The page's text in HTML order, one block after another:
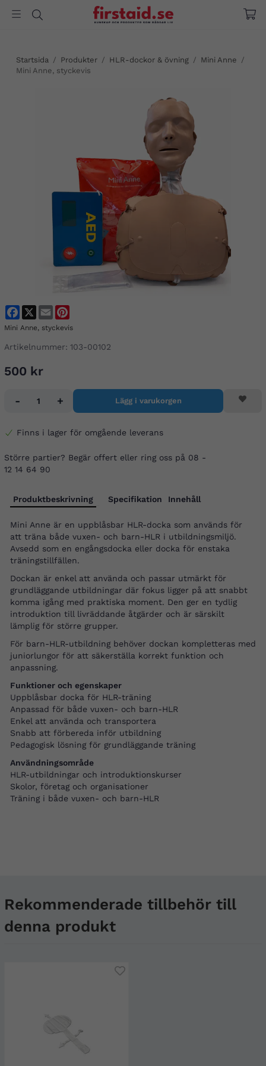
Startsida / Produkter / HLR-dockor & övning / Mini Anne /
Mini Anne, styckevis
FacebookEmail
Mini Anne, styckevis
Artikelnummer: 103-00102
500 kr
- + Lägg i varukorgen
Finns i lager för omgående leverans
Större partier? Begär offert eller ring oss på 08 -
12 14 64 90
Produktbeskrivning Specifikation Innehåll
Mini Anne är en uppblåsbar HLR-docka som används för
att träna både vuxen- och barn-HLR i utbildningsmiljö.
Avsedd som en engångsdocka eller docka för enstaka
träningstillfällen.
Dockan är enkel att använda och passar utmärkt för
grundläggande utbildningar där fokus ligger på att snabbt
komma igång med praktiska moment. Den ger en tydlig
introduktion till livräddande åtgärder och är särskilt
lämplig för större grupper.
För barn-HLR-utbildning behöver dockan kompletteras med
juniorlungor för att säkerställa korrekt funktion och
anpassning.
Funktioner och egenskaper
Uppblåsbar docka för HLR-träning
Anpassad för både vuxen- och barn-HLR
Enkel att använda och transportera
Snabb att förbereda inför utbildning
Pedagogisk lösning för grundläggande träning
Användningsområde
HLR-utbildningar och introduktionskurser
Skolor, företag och organisationer
Träning i både vuxen- och barn-HLR
Rekommenderade tillbehör till
denna produkt